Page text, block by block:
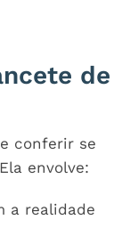
de
conferir se
envolve:
a realidade